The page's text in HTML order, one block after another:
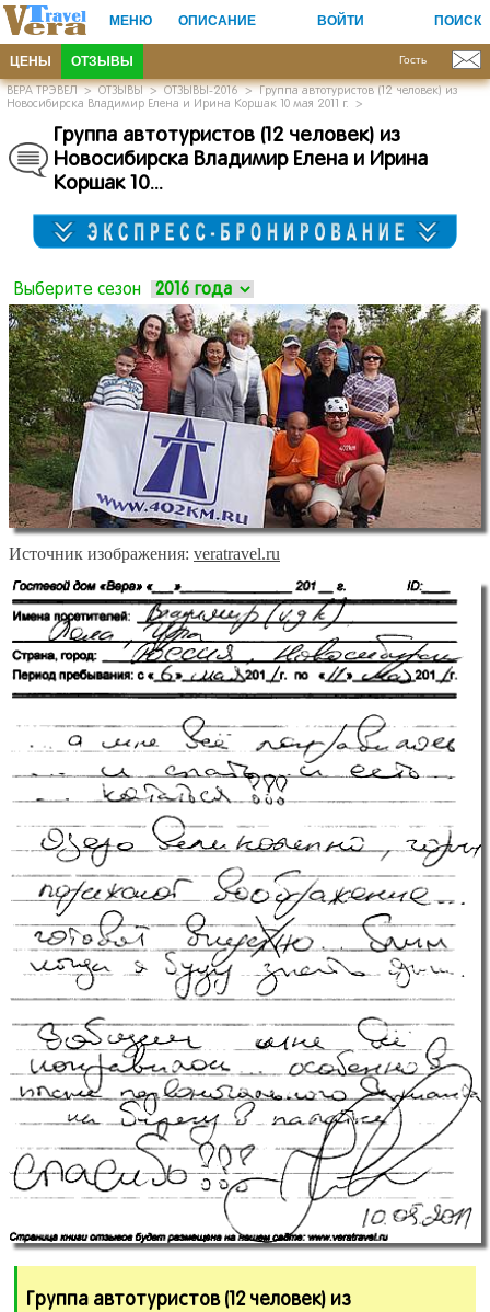
МЕНЮ ОПИСАНИЕ ВОЙТИ ПОИСК
ЦЕНЫ ОТЗЫВЫ Гость
ВЕРА ТРЭВЕЛ>ОТЗЫВЫ>ОТЗЫВЫ-2016>Группа автотуристов (12 человек) из
Новосибирска Владимир Елена и Ирина Коршак 10 мая 2011 г. >
Группа автотуристов (12 человек)из
Новосибирска Владимир Елена и Ирина
Коршак 10...
Выберите сезон
Источник изображения: veratravel.ru
Группа автотуристов (12 человек) из